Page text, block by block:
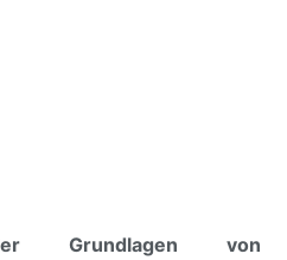
Grundlagen von